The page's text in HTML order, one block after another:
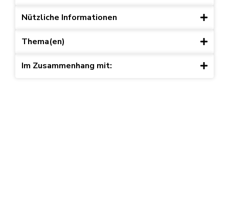
Nützliche Informationen
Thema(en)
Im Zusammenhang mit: